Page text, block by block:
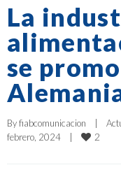
La
se
By fiabcomunicacion |
febrero, 2024
| 2